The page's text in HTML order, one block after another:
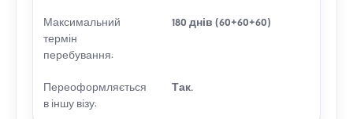
Максимальний
термін
перебування:
180 днів (60+60+60)
Переоформляється
в іншу візу:
Так.